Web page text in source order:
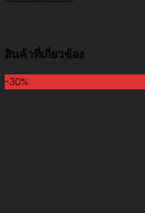
สินค้าที่เกี่ยวข้อง
-30%